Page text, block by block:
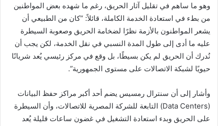
وهو ما ساهم في تقليل آثار الحريق، رغم ما شهده بعض المواطنين
من بطء في استعادة الخدمة الكاملة، قائلاً: “كان من الطبيعي أن
يشعر المواطنون بالأزمة نظرًا لضخامة الحريق وصعوبة السيطرة
عليه ما أدى إلى طول المدة النسبي في نقل الخدمة، لكن يجب أن
نُدرك أن الحريق لم يكن بسيطًا، بل وقع في مركز رئيسي يُعد شريانًا
حيويًا لشبكة الاتصالات على مستوى الجمهورية”.
وأشار إلى أن سنترال رمسيس يضم أحد أكبر مراكز حفظ البيانات
(Data Centers) التابعة للشركة المصرية للاتصالات، وأن السيطرة
على الحريق وبدء استعادة التشغيل في غضون ساعات قليلة يُعد